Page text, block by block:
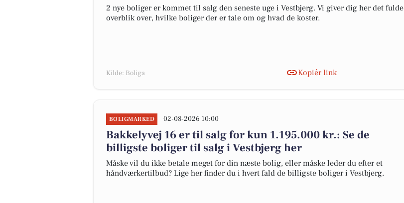
2 nye boliger er kommet til salg den seneste uge i Vestbjerg. Vi giver dig her det fulde
overblik over, hvilke boliger der er tale om og hvad de koster.
Kilde: Boliga Kopiér link
BOLIGMARKED 02-08-2026 10:00
Bakkelyvej 16 er til salg for kun 1.195.000 kr.: Se de
billigste boliger til salg i Vestbjerg her
Måske vil du ikke betale meget for din næste bolig, eller måske leder du efter et
håndværkertilbud? Lige her finder du i hvert fald de billigste boliger i Vestbjerg.